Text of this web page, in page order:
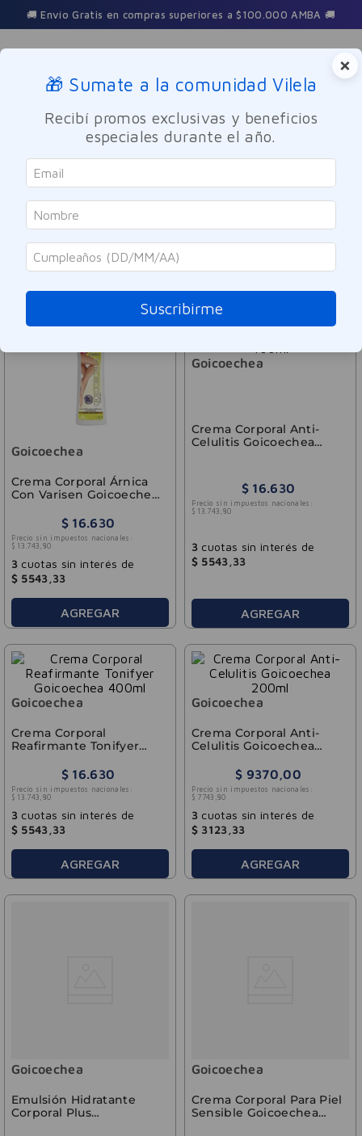
🚚 Envío Gratis en compras superiores a $100.000 AMBA 🚚
Buscar
Goicoechea
Crema Corporal Árnica
Con Varisen Goicoechea
$ 16.630
Precio sin impuestos nacionales:
$ 13 .743 , 80
3 cuotas sin interés de
$ 5543,33
AGREGAR
Goicoechea
Crema Corporal Anti-
Celulitis Goicoechea
$ 16.630
Precio sin impuestos nacionales:
$ 13 743 80
3 cuotas sin interés de
$ 5543 33
AGREGAR
Goicoechea
Crema Corporal
Reafirmante Tonifyer
$ 16.630
Precio sin impuestos nacionales:
$ 13 743 80
3 cuotas sin interés de
$ 5543 33
AGREGAR
Goicoechea
Crema Corporal Anti-
Celulitis Goicoechea
$ 9370,00
Precio sin impuestos nacionales:
$ 7743 ,80
3 cuotas sin interés de
$ 3123 33
AGREGAR
Goicoechea
Emulsión Hidratante
Corporal Plus
Goicoechea
Crema Corporal Para Piel
Sensible Goicoechea
×
🎁 Sumate a la comunidad Vilela
Recibí promos exclusivas y beneficios
especiales durante el año.
Suscribirme